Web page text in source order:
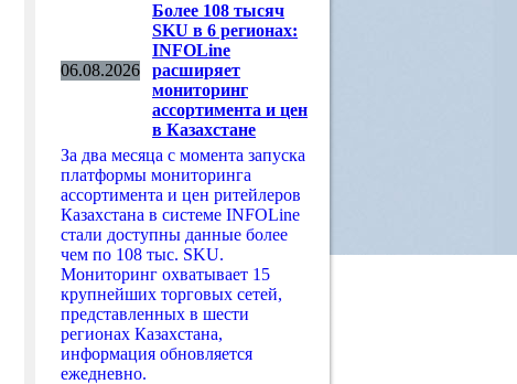
06.08.2026
Более 108 тысяч
SKU в 6 регионах:
INFOLine
расширяет
мониторинг
ассортимента и цен
в Казахстане
За два месяца с момента запуска
платформы мониторинга
ассортимента и цен ритейлеров
Казахстана в системе INFOLine
стали доступны данные более
чем по 108 тыс. SKU.
Мониторинг охватывает 15
крупнейших торговых сетей,
представленных в шести
регионах Казахстана,
информация обновляется
ежедневно.